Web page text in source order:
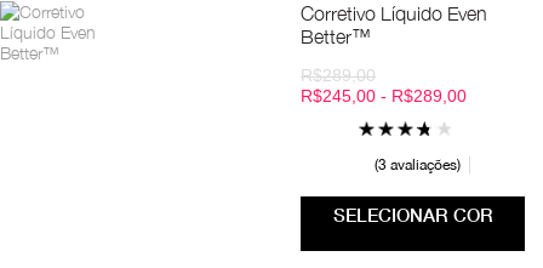
Corretivo Líquido Even
Better™
R$289,00
R$245,00 - R$289,00
3 avaliações
SELECIONAR COR